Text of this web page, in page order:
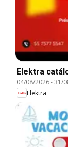
Elektra
04/08/2026-31/
Elektra